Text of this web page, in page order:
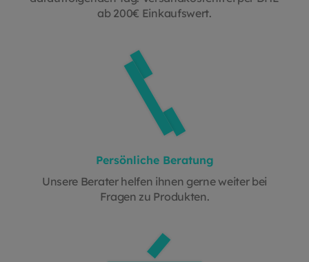
ab 200€ Einkaufswert.
Persönliche Beratung
Unsere Berater helfen ihnen gerne weiter bei
Fragen zu Produkten.